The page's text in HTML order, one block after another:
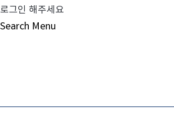
로그인 해주세요
Search Menu